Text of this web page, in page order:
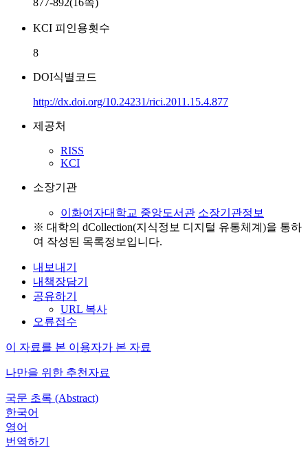
877-892(16쪽)
KCI 피인용횟수
8
DOI식별코드
http://dx.doi.org/10.24231/rici.2011.15.4.877
제공처
RISS
KCI
소장기관
이화여자대학교 중앙도서관 소장기관정보
※ 대학의 dCollection(지식정보 디지털 유통체계)을 통하
여 작성된 목록정보입니다.
내보내기
내책장담기
공유하기
URL 복사
오류접수
이 자료를 본 이용자가 본 자료
나만을 위한 추천자료
국문 초록 (Abstract)
한국어
영어
번역하기